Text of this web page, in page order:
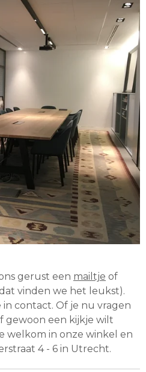
gerust een mailtje of
vinden we het leukst).
contact. Of je nu vragen
gewoon een kijkje wilt
welkom in onze winkel en
4 - 6 in Utrecht.